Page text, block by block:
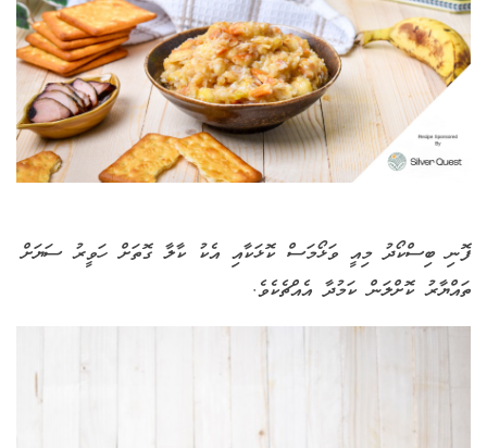
ފޮނި ބިސްކޯދު މިއީ ވަޅޯމަސް ކޮޅަކާއި އެކު ކާލާ ގޮތަށް ހަވީރު ސަޔަށް
ތައްޔާރު ކޮށްލަން ކަމުދާ އެއްޗެކެވެ.